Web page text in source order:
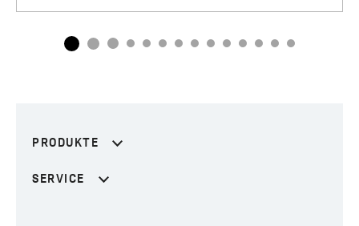
PRODUKTE
SERVICE